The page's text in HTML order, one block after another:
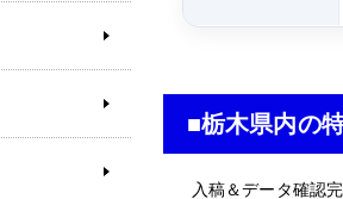
■栃木県内の
入稿＆データ確認